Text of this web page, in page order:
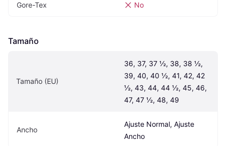
Gore-Tex No
Tamaño
Tamaño (EU)
36, 37, 37 ½, 38, 38 ½,
39, 40, 40 ½, 41, 42, 42
½, 43, 44, 44 ½, 45, 46,
47, 47 ½, 48, 49
Ancho
Ajuste Normal, Ajuste
Ancho